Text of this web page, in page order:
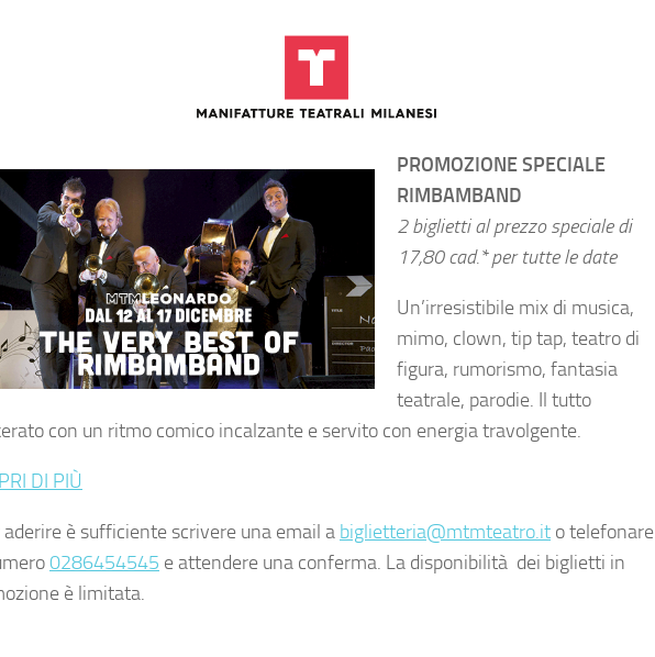
PROMOZIONE SPECIALE
RIMBAMBAND
2 biglietti al prezzo speciale di
17,80 cad.* per tutte le date
Un’irresistibile mix di musica,
mimo, clown, tip tap, teatro di
figura, rumorismo, fantasia
teatrale, parodie. Il tutto
con un ritmo comico incalzante e servito con energia travolgente.
DI PIÙ
è sufficiente scrivere una email a biglietteria@mtmteatro.it o telefonare
0286454545 e attendere una conferma. La disponibilità dei biglietti in
è limitata.